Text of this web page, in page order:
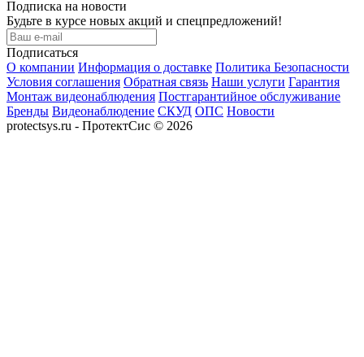
Подписка на новости
Будьте в курсе новых акций и спецпредложений!
Подписаться
О компании Информация о доставке Политика Безопасности
Условия соглашения Обратная связь Наши услуги Гарантия
Монтаж видеонаблюдения Постгарантийное обслуживание
Бренды Видеонаблюдение СКУД ОПС Новости
protectsys.ru - ПротектСис © 2026